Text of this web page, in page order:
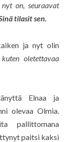
on, seuraavat
tilasit sen.
ja nyt olin
oletettavaa
Elnaa ja
olevaa Olmia.
pallittomana
paitsi kaksi